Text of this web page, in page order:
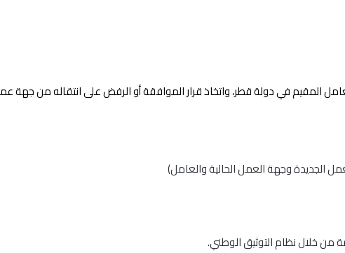
المقيم في دولة قطر، واتخاذ قرار الموافقة أو الرفض على انتقاله من جهة
الجديدة وجهة العمل الحالية والعامل)
خلال نظام التوثيق الوطني.